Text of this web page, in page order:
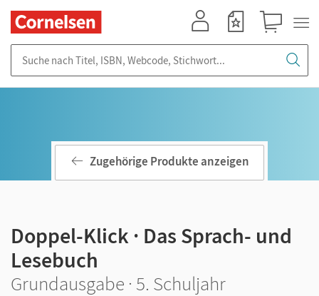
Zugehörige Produkte anzeigen
Doppel-Klick · Das Sprach- und
Lesebuch
Grundausgabe · 5. Schuljahr